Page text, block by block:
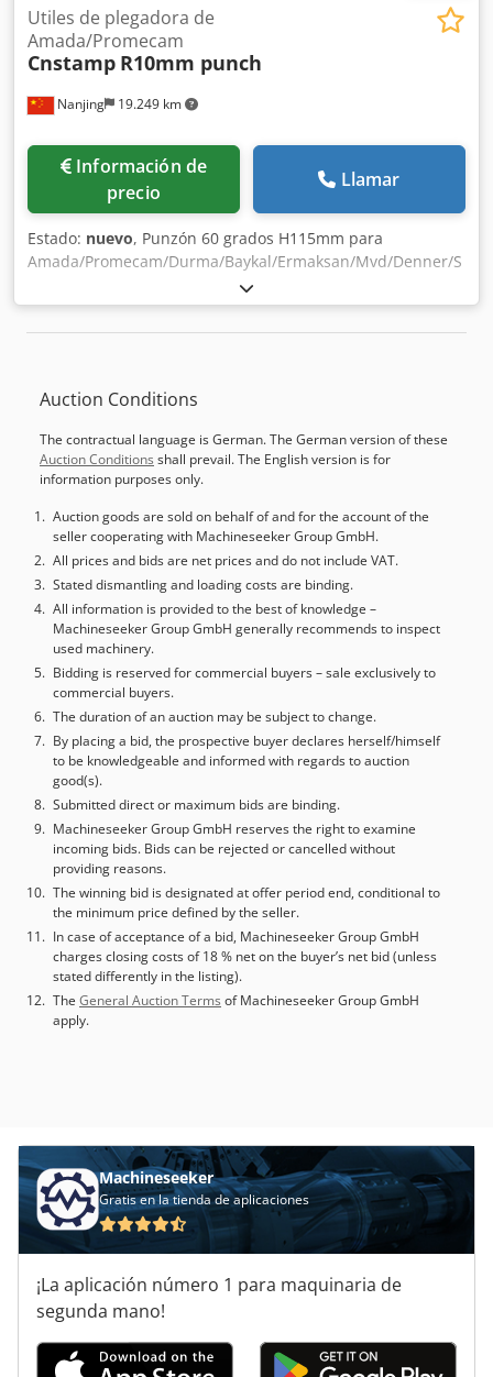
condiciones contractuales ni garantía alguna. Le
recomendamos verificar todos los detalles importantes.
Nanjing 19.249 km
Utiles de plegadora de
Amada/Promecam
Cnstamp R10mm punch
Información de
precio
Llamar
Estado: nuevo, Punzón 60 grados H115mm para
Amada/Promecam/Durma/Baykal/Ermaksan/Mvd/Denner/S
Auction Conditions
The contractual language is German. The German version of these
Auction Conditions shall prevail. The English version is for
information purposes only.
Auction goods are sold on behalf of and for the account of the
seller cooperating with Machineseeker Group GmbH.
All prices and bids are net prices and do not include VAT.
Stated dismantling and loading costs are binding.
All information is provided to the best of knowledge –
Machineseeker Group GmbH generally recommends to inspect
used machinery.
Bidding is reserved for commercial buyers – sale exclusively to
commercial buyers.
The duration of an auction may be subject to change.
By placing a bid, the prospective buyer declares herself/himself
to be knowledgeable and informed with regards to auction
good(s).
Submitted direct or maximum bids are binding.
Machineseeker Group GmbH reserves the right to examine
incoming bids. Bids can be rejected or cancelled without
providing reasons.
The winning bid is designated at offer period end, conditional to
the minimum price defined by the seller.
In case of acceptance of a bid, Machineseeker Group GmbH
charges closing costs of 18 % net on the buyer’s net bid (unless
stated differently in the listing).
The General Auction Terms of Machineseeker Group GmbH
apply.
Machineseeker
Gratis en la tienda de aplicaciones
¡La aplicación número 1 para maquinaria de
segunda mano!